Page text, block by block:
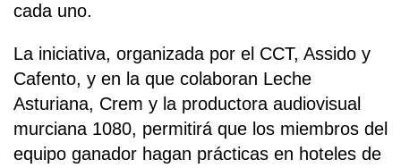
cada uno.
La iniciativa, organizada por el CCT, Assido y
Cafento, y en la que colaboran Leche
Asturiana, Crem y la productora audiovisual
murciana 1080, permitirá que los miembros del
equipo ganador hagan prácticas en hoteles de